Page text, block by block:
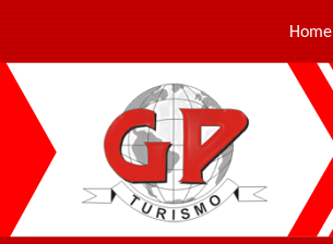
Home